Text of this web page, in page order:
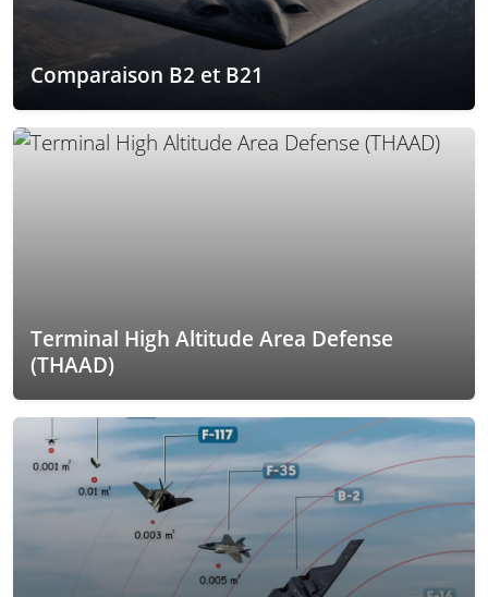
Comparaison B2 et B21
Terminal High Altitude Area Defense
(THAAD)